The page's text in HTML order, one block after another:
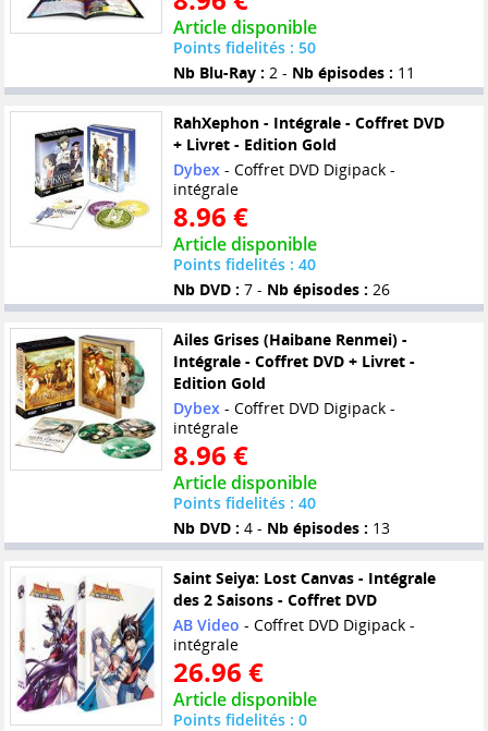
Article disponible
Points fidelités : 50
Nb Blu-Ray : 2 - Nb épisodes : 11
RahXephon - Intégrale - Coffret DVD
+ Livret - Edition Gold
Dybex- Coffret DVD Digipack -
intégrale
8.96 €
Article disponible
Points fidelités : 40
Nb DVD : 7 - Nb épisodes : 26
Ailes Grises (Haibane Renmei) -
Intégrale - Coffret DVD + Livret -
Edition Gold
Dybex- Coffret DVD Digipack -
intégrale
8.96 €
Article disponible
Points fidelités : 40
Nb DVD : 4 - Nb épisodes : 13
Saint Seiya: Lost Canvas - Intégrale
des 2 Saisons - Coffret DVD
AB Video - Coffret DVD Digipack -
intégrale
26.96 €
Article disponible
Points fidelités : 0